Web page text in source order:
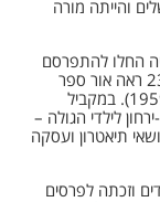
והייתה מורה
החלו להתפרסם
ובגיל 23 ראה אור ספר
שיריה הראשון – "אהבת תפוח הזהב" (תשי"ט – 1959). במקביל
לילדי הגולה –
תיאטרון ועסקה
וזכתה לפרסים